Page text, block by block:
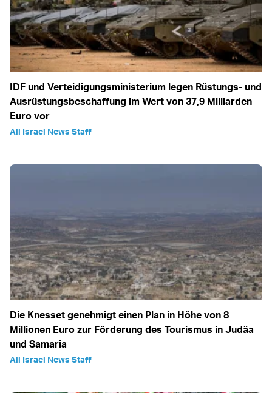
IDF und Verteidigungsministerium legen Rüstungs- und
Ausrüstungsbeschaffung im Wert von 37,9 Milliarden
Euro vor
All Israel News Staff
Die Knesset genehmigt einen Plan in Höhe von 8
Millionen Euro zur Förderung des Tourismus in Judäa
und Samaria
All Israel News Staff